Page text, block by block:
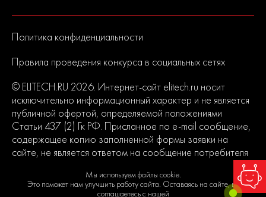
Политика конфиденциальности
Правила проведения конкурса в социальных сетях
© ELITECH.RU 2026. Интернет-сайт elitech.ru носит
исключительно информационный характер и не является
публичной офертой, определяемой положениями
Статьи 437 (2) Гк РФ. Присланное по e-mail сообщение,
содержащее копию заполненной формы заявки на
сайте, не является ответом на сообщение потребителя
сайта.
Мы используем файлы cookie.
Это поможет нам улучшить работу сайта. Оставаясь на сайте, вы
соглашаетесь с нашей